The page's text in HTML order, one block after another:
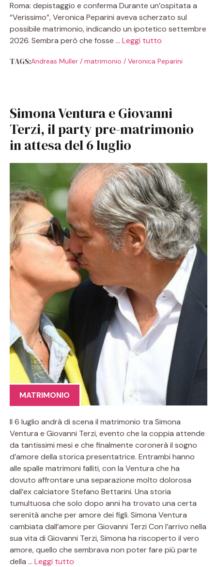
Roma: depistaggio e conferma Durante un’ospitata a
“Verissimo”, Veronica Peparini aveva scherzato sul
possibile matrimonio, indicando un ipotetico settembre
2026. Sembra però che fosse … Leggi tutto
TAGS:Andreas Muller / matrimonio / Veronica Peparini
Simona Ventura e Giovanni
Terzi, il party pre-matrimonio
in attesa del 6 luglio
MATRIMONIO
Il 6 luglio andrà di scena il matrimonio tra Simona
Ventura e Giovanni Terzi, evento che la coppia attende
da tantissimi mesi e che finalmente coronerà il sogno
d’amore della storica presentatrice. Entrambi hanno
alle spalle matrimoni falliti, con la Ventura che ha
dovuto affrontare una separazione molto dolorosa
dall’ex calciatore Stefano Bettarini. Una storia
tumultuosa che solo dopo anni ha trovato una certa
serenità anche per amore dei figli. Simona Ventura
cambiata dall’amore per Giovanni Terzi Con l’arrivo nella
sua vita di Giovanni Terzi, Simona ha riscoperto il vero
amore, quello che sembrava non poter fare più parte
della … Leggi tutto